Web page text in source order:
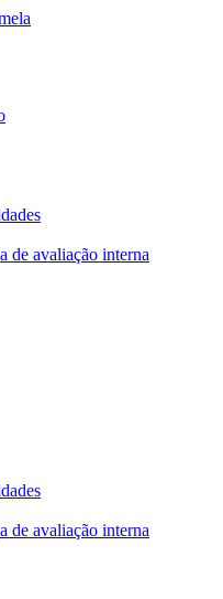
de avaliação interna
de avaliação interna